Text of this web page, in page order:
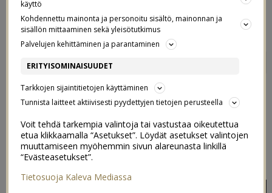
STAYCATION
(ELI KUN KÄYTIIN YKSI YÖ
LAPISSA)
15/11/2019
Postaus on toteutettu kaupallisessa yhteistyössäLapland
käyttö
Kohdennettu mainonta ja personoitu sisältö, mainonnan ja
sisällön mittaaminen sekä yleisötutkimus
Palvelujen kehittäminen ja parantaminen
ERITYISOMINAISUUDET
Tarkkojen sijaintitietojen käyttäminen
Tunnista laitteet aktiivisesti pyydettyjen tietojen perusteella
Voit tehdä tarkempia valintoja tai vastustaa oikeutettua
etua klikkaamalla “Asetukset”. Löydät asetukset valintojen
muuttamiseen myöhemmin sivun alareunasta linkillä
“Evästeasetukset”.
Tietosuoja Kaleva Mediassa